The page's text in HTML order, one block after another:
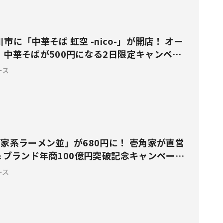
市に「中華そば 虹空 -nico-」が開店！ オー
中華そばが500円になる2日限定キャンペー
系ラーメン並」が680円に！ 壱角家が直営
ランド年商100億円突破記念キャンペーン